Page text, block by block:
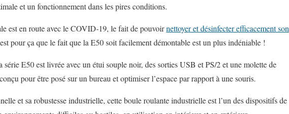
et un fonctionnementdans les piresconditions.
est en route avec le COVID-19, le fait de pouvoirnettoyer et désinfecter efficacement son
pour ça que le fait que la E50 soit facilement démontable est un plus indéniable !
sérieE50est livrée avec un étui souplenoir, des sortiesUSB etPS/2etune molette de
conçu pour être posé sur un bureau et optimiserl’espacepar rapport à une souris.
etsa robustesseindustrielle, cette boule roulante industrielle est l’un desdispositifs de